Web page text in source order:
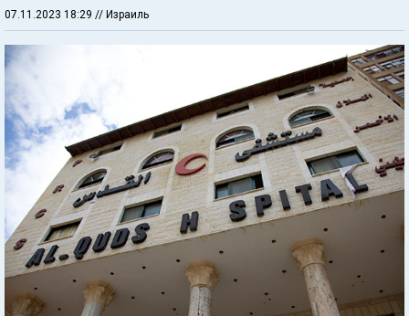
07.11.2023 18:29 // Израиль